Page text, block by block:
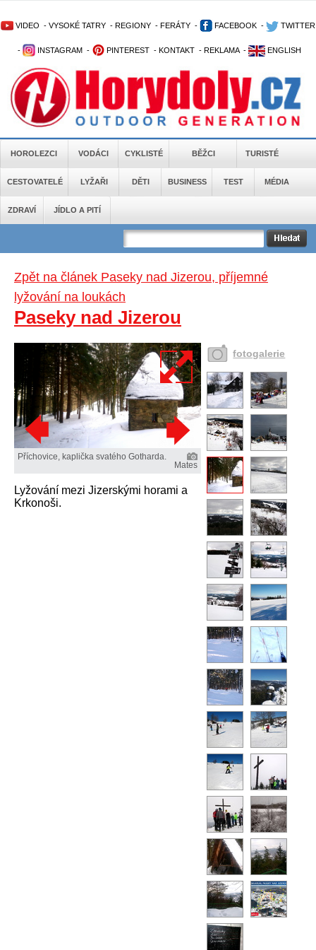
VIDEO - VYSOKÉ TATRY - REGIONY - FERÁTY - FACEBOOK - TWITTER
- INSTAGRAM - PINTEREST - KONTAKT - REKLAMA - ENGLISH
HOROLEZCI VODÁCI CYKLISTÉ BĚŽCI TURISTÉ
CESTOVATELÉ LYŽAŘI DĚTI BUSINESS TEST MÉDIA
ZDRAVÍ JÍDLO A PITÍ
Zpět na článek Paseky nad Jizerou, příjemné
lyžování na loukách
Paseky nad Jizerou
Příchovice, kaplička svatého Gotharda.
Mates
Lyžování mezi Jizerskými horami a
Krkonoši.
fotogalerie